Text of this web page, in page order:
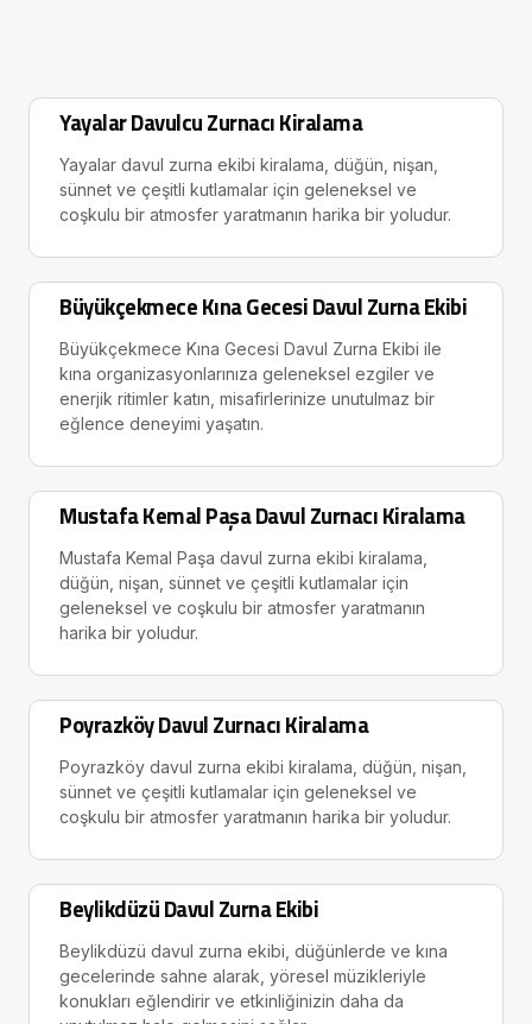
Yayalar Davulcu Zurnacı Kiralama
Yayalar davul zurna ekibi kiralama, düğün, nişan,
sünnet ve çeşitli kutlamalar için geleneksel ve
coşkulu bir atmosfer yaratmanın harika bir yoludur.
Büyükçekmece Kına Gecesi Davul Zurna Ekibi
Büyükçekmece Kına Gecesi Davul Zurna Ekibi ile
kına organizasyonlarınıza geleneksel ezgiler ve
enerjik ritimler katın, misafirlerinize unutulmaz bir
eğlence deneyimi yaşatın.
Mustafa Kemal Paşa Davul Zurnacı Kiralama
Mustafa Kemal Paşa davul zurna ekibi kiralama,
düğün, nişan, sünnet ve çeşitli kutlamalar için
geleneksel ve coşkulu bir atmosfer yaratmanın
harika bir yoludur.
Poyrazköy Davul Zurnacı Kiralama
Poyrazköy davul zurna ekibi kiralama, düğün, nişan,
sünnet ve çeşitli kutlamalar için geleneksel ve
coşkulu bir atmosfer yaratmanın harika bir yoludur.
Beylikdüzü Davul Zurna Ekibi
Beylikdüzü davul zurna ekibi, düğünlerde ve kına
gecelerinde sahne alarak, yöresel müzikleriyle
konukları eğlendirir ve etkinliğinizin daha da